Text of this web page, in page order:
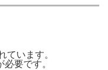
ています。
必要です。